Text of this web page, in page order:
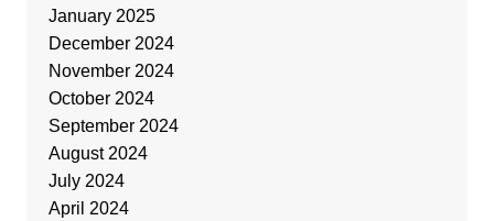
January 2025
December 2024
November 2024
October 2024
September 2024
August 2024
July 2024
April 2024